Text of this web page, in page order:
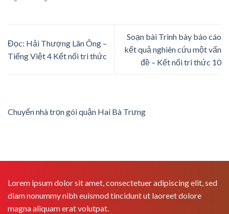
Đọc: Hải Thượng Lãn Ông –
Tiếng Việt 4 Kết nối tri thức
Soạn bài Trình bày báo cáo
kết quả nghiên cứu một vấn
đề – Kết nối tri thức 10
Chuyển nhà trọn gói quận Hai Bà Trưng
Lorem ipsum dolor sit amet, consectetuer adipiscing elit, sed
diam nonummy nibh euismod tincidunt ut laoreet dolore
magna aliquam erat volutpat.